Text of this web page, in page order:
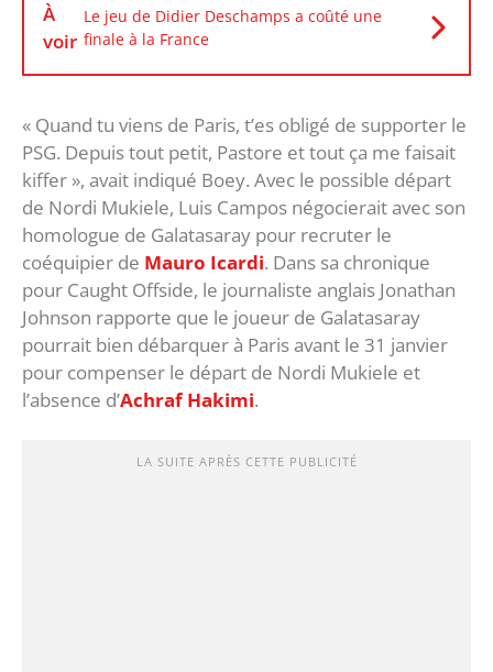
À
voir
Le jeu de Didier Deschamps a coûté une
finale à la France
« Quand tu viens de Paris, t’es obligé de supporter le
PSG. Depuis tout petit, Pastore et tout ça me faisait
kiffer », avait indiqué Boey. Avec le possible départ
de Nordi Mukiele, Luis Campos négocierait avec son
homologue de Galatasaray pour recruter le
coéquipier de Mauro Icardi. Dans sa chronique
pour Caught Offside, le journaliste anglais Jonathan
Johnson rapporte que le joueur de Galatasaray
pourrait bien débarquer à Paris avant le 31 janvier
pour compenser le départ de Nordi Mukiele et
l’absence d’Achraf Hakimi.
LA SUITE APRÈS CETTE PUBLICITÉ